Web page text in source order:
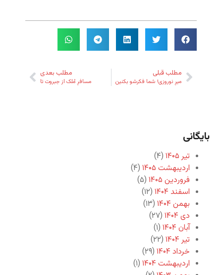
مطلب قبلی
میرِ نوروزی! شما فکرشو بکنین
مطلب بعدی
مسافرِ مُلک از جبروت تا
بایگانی
تیر ۱۴۰۵
(۴)
اردیبهشت ۱۴۰۵
(۴)
فروردین ۱۴۰۵
(۵)
اسفند ۱۴۰۴
(۱۲)
بهمن ۱۴۰۴
(۱۳)
دی ۱۴۰۴
(۲۷)
آبان ۱۴۰۴
(۱)
تیر ۱۴۰۴
(۲۲)
خرداد ۱۴۰۴
(۲۹)
اردیبهشت ۱۴۰۴
(۱)